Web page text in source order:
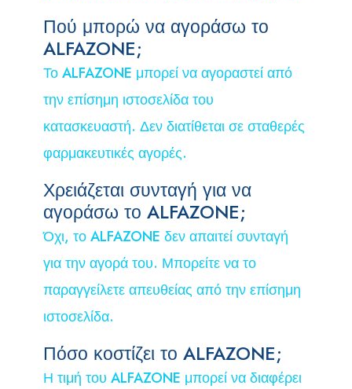
Πού μπορώ να αγοράσω το
ALFAZONE;
Το ALFAZONE μπορεί να αγοραστεί από
την επίσημη ιστοσελίδα του
κατασκευαστή. Δεν διατίθεται σε σταθερές
φαρμακευτικές αγορές.
Χρειάζεται συνταγή για να
αγοράσω το ALFAZONE;
Όχι, το ALFAZONE δεν απαιτεί συνταγή
για την αγορά του. Μπορείτε να το
παραγγείλετε απευθείας από την επίσημη
ιστοσελίδα.
Πόσο κοστίζει το ALFAZONE;
Η τιμή του ALFAZONE μπορεί να διαφέρει